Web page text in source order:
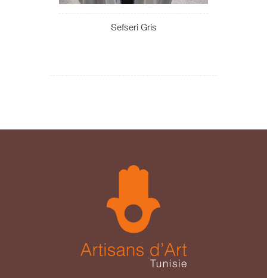
Sefseri Gris